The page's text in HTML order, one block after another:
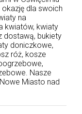
dla swoich
na
kwiatów, kwiaty
dostawą, bukiety
doniczkowe,
róż, kosze
Nasze
Nowe Miasto nad